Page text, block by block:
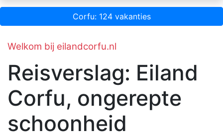
Corfu: 124 vakanties
Welkom bij eilandcorfu.nl
Reisverslag: Eiland
Corfu, ongerepte
schoonheid